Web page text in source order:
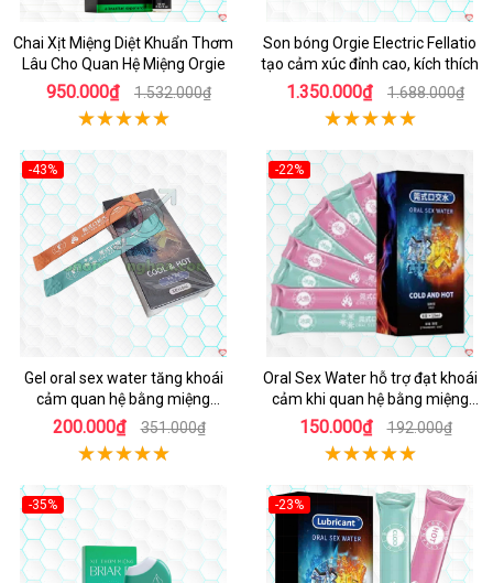
Chai Xịt Miệng Diệt Khuẩn Thơm
Lâu Cho Quan Hệ Miệng Orgie
950.000₫ 1.532.000₫
Son bóng Orgie Electric Fellatio
tạo cảm xúc đỉnh cao, kích thích
1.350.000₫ 1.688.000₫
-43%
Hot
Gel oral sex water tăng khoái
cảm quan hệ bằng miệng
HJS004
200.000₫ 351.000₫
-22%
Hot
Oral Sex Water hỗ trợ đạt khoái
cảm khi quan hệ bằng miệng
nhanh
150.000₫ 192.000₫
-35%
Hot
-23%
Hot